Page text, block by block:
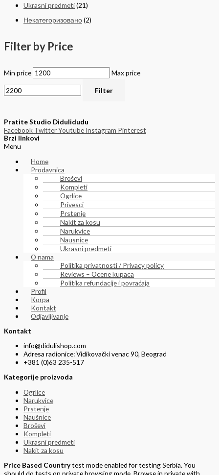
Ukrasni predmeti(21)
Некатегоризовано(2)
Filter by Price
Min price Max price
Filter
Pratite Studio Didulidudu
Facebook TwitterYoutube Instagram Pinterest
Brzi linkovi
Menu
Home
Prodavnica
Broševi
Kompleti
Ogrlice
Privesci
Prstenje
Nakit za kosu
Narukvice
Nausnice
Ukrasni predmeti
O nama
Politika privatnosti / Privacy policy
Reviews – Ocene kupaca
Politika refundacije i povraćaja
Profil
Korpa
Kontakt
Odjavljivanje
Kontakt
info@didulishop.com
Adresa radionice: Vidikovački venac 90, Beograd
+381 (0)63 235-517
Kategorije proizvoda
Ogrlice
Narukvice
Prstenje
Naušnice
Broševi
Kompleti
Ukrasni predmeti
Nakit za kosu
Price Based Countrytest mode enabled for testing Serbia. You